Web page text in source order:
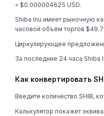
= $0.000004625 USD.
Shiba Inu имеет рыночную
часовой объём торгов
Циркулирующее
За последние 24 часа Shiba
Как конвертировать
Введите количество SHIB,
Калькулятор покажет